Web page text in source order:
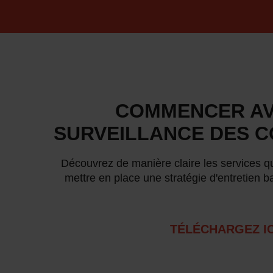
COMMENCER
SURVEILLANCE DES
Découvrez de manière claire les services
mettre en place une stratégie d'entretien
TÉLÉCHARGEZ